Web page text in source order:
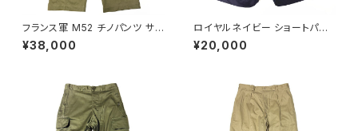
フランス軍 M52 チノパンツ サイ
ズ 22 初期モデル French Arm
y Chino Pants M45/52 Earl
¥38,000
ロイヤルネイビー ショートパン
ツ Royal Navy Shorts Blue
Drill Tropical N P
¥20,000